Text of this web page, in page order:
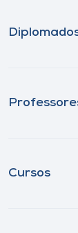
Cursos